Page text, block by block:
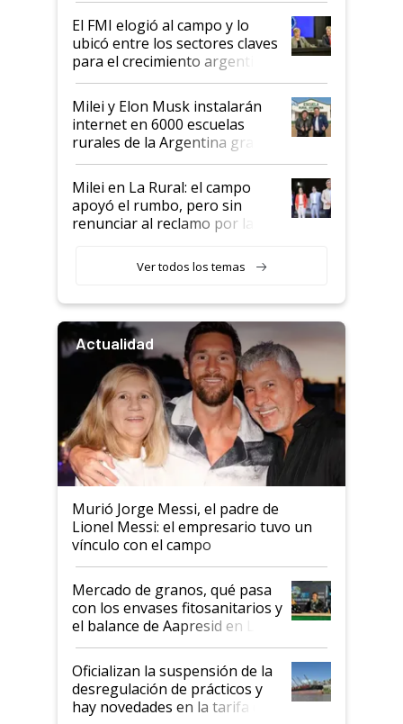
de Milei
El FMI elogió al campo y lo
ubicó entre los sectores claves
para el crecimiento argentino
Milei y Elon Musk instalarán
internet en 6000 escuelas
rurales de la Argentina gracias
a un acuerdo con Starlink
Milei en La Rural: el campo
apoyó el rumbo, pero sin
renunciar al reclamo por las
Ver todos los temas
Actualidad
Murió Jorge Messi, el padre de
Lionel Messi: el empresario tuvo un
vínculo con el campo
Mercado de granos, qué pasa
con los envases fitosanitarios y
el balance de Aapresid en La
Posta
Oficializan la suspensión de la
desregulación de prácticos y
hay novedades en la tarifa de